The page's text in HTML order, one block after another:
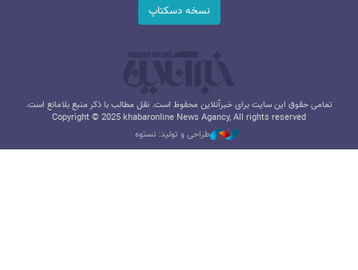
نسخه دسکتاپ
تمامی حقوق این سایت برای خبرآنلاین محفوظ است. نقل مطالب با ذکر منبع بلامانع است.
Copyright © 2025 khabaronline News Agancy, All rights reserved
طراحی و تولید: نستوه